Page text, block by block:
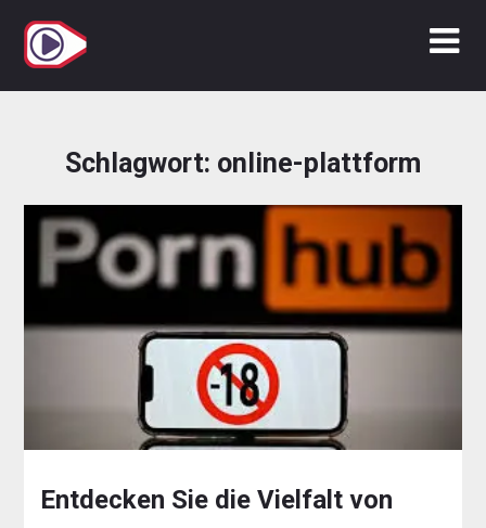
Inhalt
springen
Schlagwort: online-plattform
Entdecken Sie die Vielfalt von